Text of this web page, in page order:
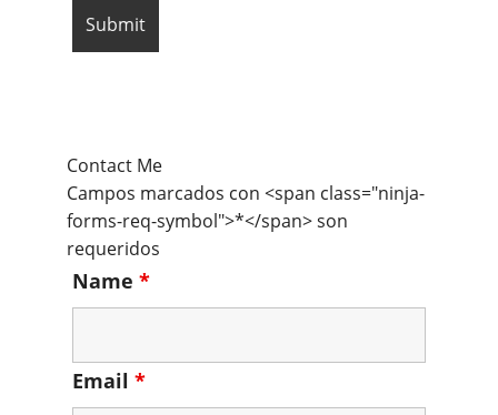
Contact Me
Campos marcados con <span class="ninja-
forms-req-symbol">*</span> son
requeridos
Name *
Email *